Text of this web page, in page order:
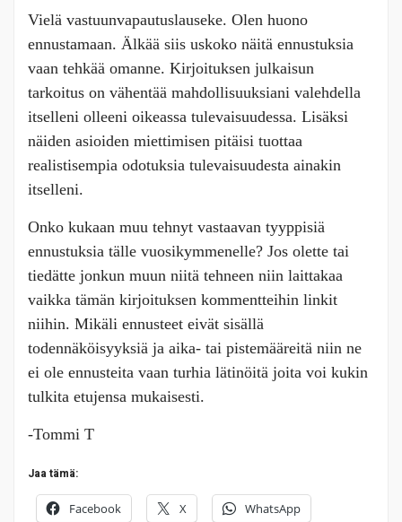
Vielä vastuunvapautuslauseke. Olen huono
ennustamaan. Älkää siis uskoko näitä ennustuksia
vaan tehkää omanne. Kirjoituksen julkaisun
tarkoitus on vähentää mahdollisuuksiani valehdella
itselleni olleeni oikeassa tulevaisuudessa. Lisäksi
näiden asioiden miettimisen pitäisi tuottaa
realistisempia odotuksia tulevaisuudesta ainakin
itselleni.
Onko kukaan muu tehnyt vastaavan tyyppisiä
ennustuksia tälle vuosikymmenelle? Jos olette tai
tiedätte jonkun muun niitä tehneen niin laittakaa
vaikka tämän kirjoituksen kommentteihin linkit
niihin. Mikäli ennusteet eivät sisällä
todennäköisyyksiä ja aika- tai pistemääreitä niin ne
ei ole ennusteita vaan turhia lätinöitä joita voi kukin
tulkita etujensa mukaisesti.
-Tommi T
Jaa tämä:
Facebook X WhatsApp